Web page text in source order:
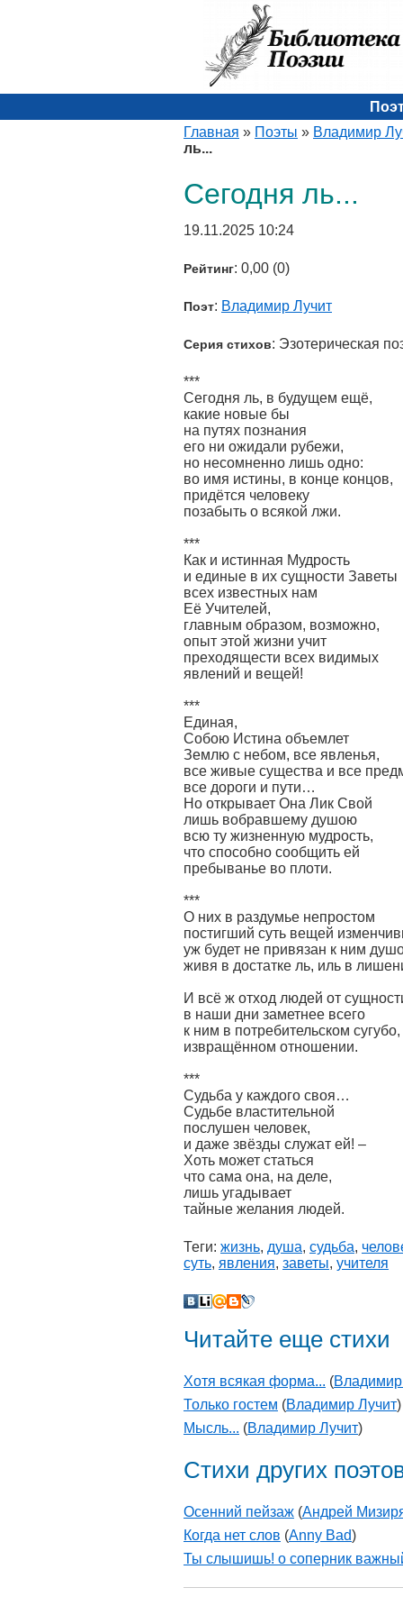
Главная » Поэты » Владимир
ль...
Сегодня ль...
19.11.2025 10:24
Рейтинг: 0,00 (0)
Поэт: Владимир Лучит
Серия стихов: Эзотерическая
***
Сегодня ль, в будущем ещё,
какие новые бы
на путях познания
его ни ожидали рубежи,
но несомненно лишь одно:
во имя истины, в конце концов,
придётся человеку
позабыть о всякой лжи.
***
Как и истинная Мудрость
и единые в их сущности Заветы
всех известных нам
Её Учителей,
главным образом, возможно,
опыт этой жизни учит
преходящести всех видимых
явлений и вещей!
***
Единая,
Собою Истина объемлет
Землю с небом, все явленья,
все живые существа и все
все дороги и пути…
Но открывает Она Лик Свой
лишь вобравшему душою
всю ту жизненную мудрость,
что способно сообщить ей
пребыванье во плоти.
***
О них в раздумье непростом
постигший суть вещей
уж будет не привязан к ним
живя в достатке ль, иль в
И всё ж отход людей от
в наши дни заметнее всего
к ним в потребительском сугубо,
извращённом отношении.
***
Судьба у каждого своя…
Судьбе властительной
послушен человек,
и даже звёзды служат ей! –
Хоть может статься
что сама она, на деле,
лишь угадывает
тайные желания людей.
Теги: жизнь, душа, судьба,
суть, явления, заветы, учителя
Читайте еще стихи
Хотя всякая форма... (
Только гостем (Владимир Лучит)
Мысль... (Владимир Лучит)
Стихи других
Осенний пейзаж (Андрей
Когда нет слов (Anny Bad)
Ты слышишь! о соперник